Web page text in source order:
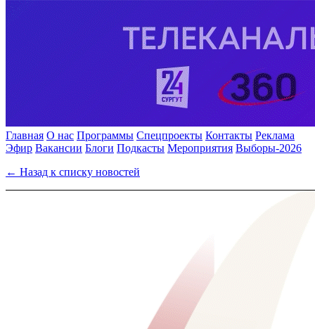
Главная О нас Программы Спецпроекты Контакты Реклама
Эфир Вакансии Блоги Подкасты Мероприятия Выборы-2026
← Назад к списку новостей